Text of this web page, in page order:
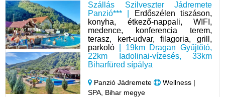
Szállás Szilveszter Jádremete
Panzió*** |
Erdőszélen tiszáson,
konyha, étkező-nappali, WIFI,
medence, konferencia terem,
terasz, kert-udvar, filagoria, grill,
parkoló | 19km Dragan Gyűjtőtó,
22km Iadolinai-vízesés, 33km
Biharfüred sípálya
Panzió Jádremete
Wellness |
SPA, Bihar megye